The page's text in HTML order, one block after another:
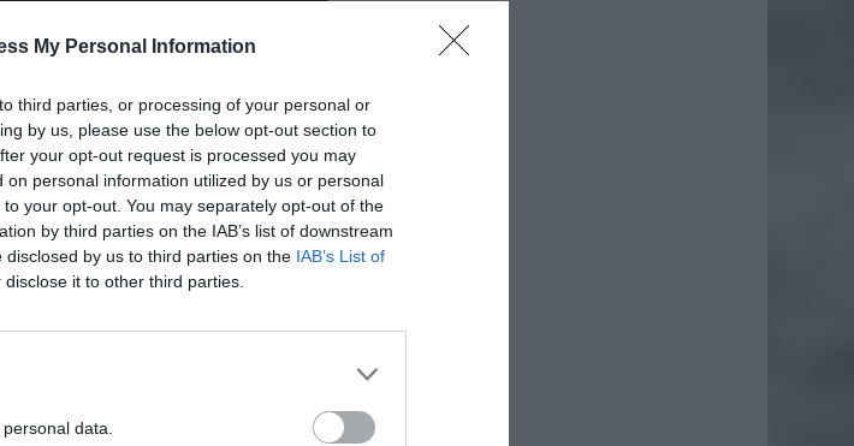
My Personal Information
third parties, or processing of your personal or
by us, please use the below opt-out section to
your opt-out request is processed you may
personal information utilized by us or personal
your opt-out. You may separately opt-out of the
by third parties on the IAB’s list of downstream
by us to third parties on the IAB’s List of
it to other third parties.
data.
ad